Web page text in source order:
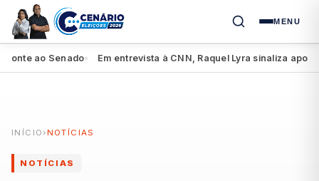
MENU
ao Senado● Em entrevista à CNN, Raquel Lyra sinaliza apoio a
INÍCIO › NOTÍCIAS
NOTÍCIAS